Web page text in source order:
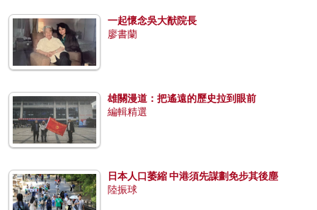
一起懷念吳大猷院長
廖書蘭
雄關漫道：把遙遠的歷史拉到眼前
編輯精選
日本人口萎縮 中港須先謀劃免步其後塵
陸振球